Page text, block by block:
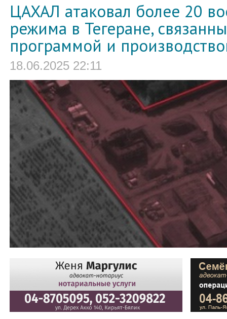
ЦАХАЛ атаковал более 20
режима в Тегеране,
программой и
18.06.2025 22:11